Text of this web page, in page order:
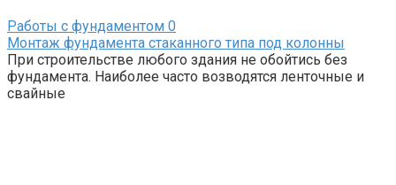
Работы с фундаментом 0
Монтаж фундамента стаканного типа под колонны
При строительстве любого здания не обойтись без
фундамента. Наиболее часто возводятся ленточные и
свайные